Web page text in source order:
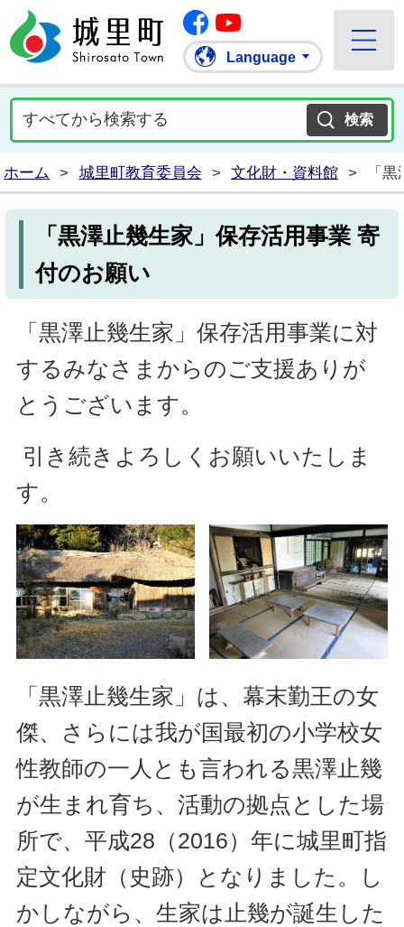
城里町ホームページ
Facebook
Language
ホーム > 城里町教育委員会 > 文化財・資料館 > 「
「黒澤止幾生家」保存活用事業 寄
付のお願い
「黒澤止幾生家」保存活用事業に対
するみなさまからのご支援ありが
とうございます。
引き続きよろしくお願いいたしま
す。
「黒澤止幾生家」は、幕末勤王の女
傑、さらには我が国最初の小学校女
性教師の一人とも言われる黒澤止幾
が生まれ育ち、活動の拠点とした場
所で、平成28（2016）年に城里町指
定文化財（史跡）となりました。し
かしながら、生家は止幾が誕生した